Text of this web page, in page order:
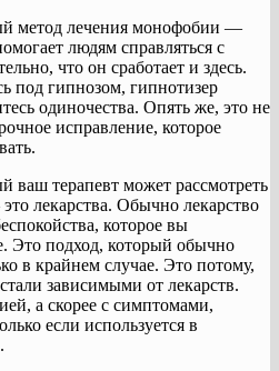
метод лечения монофобии —
людям справляться с
что он сработает и здесь.
под гипнозом, гипнотизер
одиночества. Опять же, это не
исправление, которое
ваш терапевт может рассмотреть
лекарства. Обычно лекарство
которое вы
Это подход, который обычно
в крайнем случае. Это потому,
зависимыми от лекарств.
а скорее с симптомами,
если используется в